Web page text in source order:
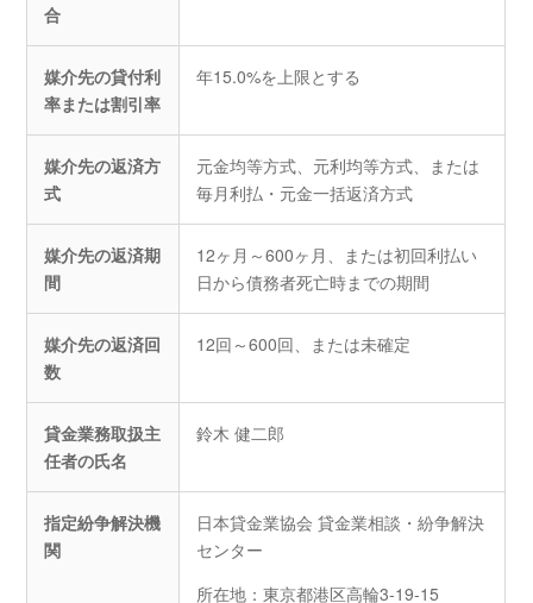
合
媒介先の貸付利
率または割引率
年15.0%を上限とする
媒介先の返済方
式
元金均等方式、元利均等方式、または
毎月利払・元金一括返済方式
媒介先の返済期
間
12ヶ月～600ヶ月、または初回利払い
日から債務者死亡時までの期間
媒介先の返済回
数
12回～600回、または未確定
貸金業務取扱主
任者の氏名
鈴木 健二郎
指定紛争解決機
関
日本貸金業協会 貸金業相談・紛争解決
センター
所在地：東京都港区高輪3-19-15